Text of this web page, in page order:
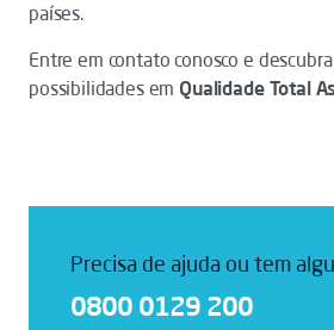
países.
Entre em contato conosco e
possibilidades em Qualidade Total
Precisa de ajuda ou tem
0800 0129 200